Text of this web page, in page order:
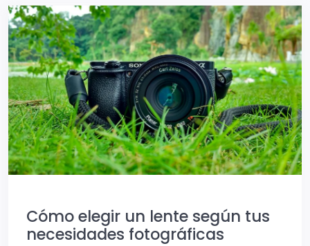
Cómo elegir un lente según tus
necesidades fotográficas